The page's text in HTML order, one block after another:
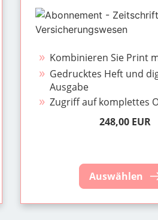
Kombinieren Sie Print
Gedrucktes Heft und
Ausgabe
Zugriff auf komplettes
248,00 EUR
Auswählen